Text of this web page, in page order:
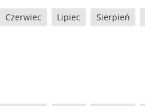
Czerwiec Lipiec Sierpień